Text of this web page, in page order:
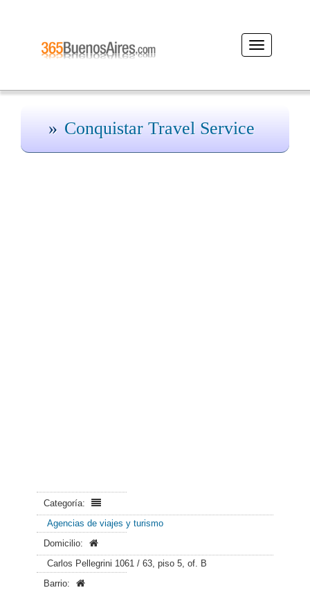
Desplegar
navegación
Conquistar Travel Service
Categoría:
Agencias de viajes y turismo
Domicilio:
Carlos Pellegrini 1061 / 63, piso 5, of. B
Barrio: